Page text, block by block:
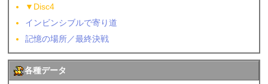
▼Disc4
インビンシブルで寄り道
記憶の場所／最終決戦
各種データ